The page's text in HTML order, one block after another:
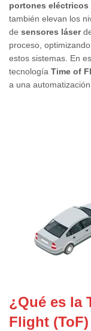
portones eléctricos
también elevan los
de sensores láser
proceso,
estos sistemas. En
tecnología Time of
a una
¿Qué es la
Flight